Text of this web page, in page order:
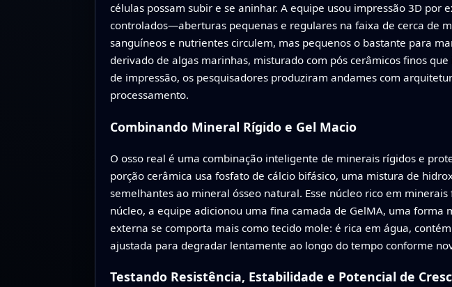
células possam subir e se aninhar. A equipe usou impressão 3D
controlados—aberturas pequenas e regulares na faixa de cerca de
sanguíneos e nutrientes circulem, mas pequenos o bastante para
derivado de algas marinhas, misturado com pós cerâmicos finos
de impressão, os pesquisadores produziram andames com
processamento.
Combinando Mineral Rígido e Gel Macio
O osso real é uma combinação inteligente de minerais rígidos e
porção cerâmica usa fosfato de cálcio bifásico, uma mistura de
semelhantes ao mineral ósseo natural. Esse núcleo rico em
núcleo, a equipe adicionou uma fina camada de GelMA, uma
externa se comporta mais como tecido mole: é rica em água,
ajustada para degradar lentamente ao longo do tempo conforme
Testando Resistência, Estabilidade e Potencial de